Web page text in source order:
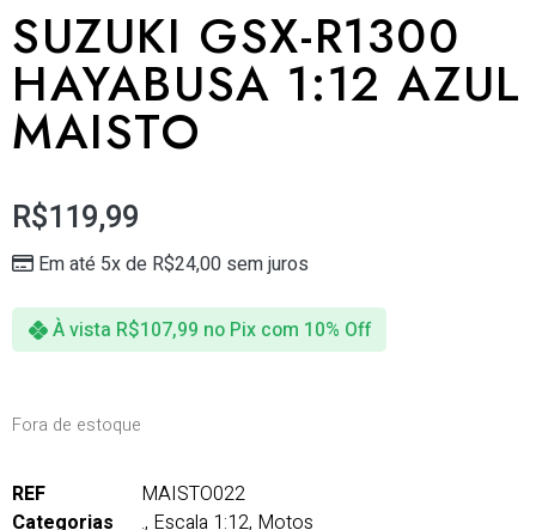
SUZUKI GSX-R1300
HAYABUSA 1:12 AZUL
MAISTO
R$119,99
Em até 5x de R$24,00 sem juros
À vista R$107,99 no Pix com 10% Off
Fora de estoque
REF
MAISTO022
Categorias
., Escala 1:12, Motos